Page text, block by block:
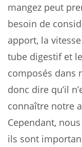
mangez peut
besoin de
apport, la
tube digestif et
composés dans
donc dire qu’il
connaître notre
Cependant,
ils sont